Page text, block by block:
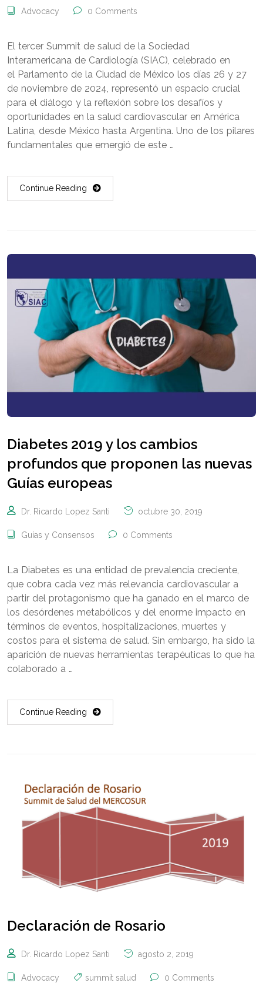
Advocacy 0 Comments
El tercer Summit de salud de la Sociedad
Interamericana de Cardiología (SIAC), celebrado en
el Parlamento de la Ciudad de México los días 26 y 27
de noviembre de 2024, representó un espacio crucial
para el diálogo y la reflexión sobre los desafíos y
oportunidades en la salud cardiovascular en América
Latina, desde México hasta Argentina. Uno de los pilares
fundamentales que emergió de este …
Continue Reading
Diabetes 2019 y los cambios
profundos que proponen las nuevas
Guías europeas
Dr. Ricardo Lopez Santi octubre 30, 2019
Guías y Consensos 0 Comments
La Diabetes es una entidad de prevalencia creciente,
que cobra cada vez más relevancia cardiovascular a
partir del protagonismo que ha ganado en el marco de
los desórdenes metabólicos y del enorme impacto en
términos de eventos, hospitalizaciones, muertes y
costos para el sistema de salud. Sin embargo, ha sido la
aparición de nuevas herramientas terapéuticas lo que ha
colaborado a …
Continue Reading
Declaración de Rosario
Dr. Ricardo Lopez Santi agosto 2, 2019
Advocacy summit salud 0 Comments